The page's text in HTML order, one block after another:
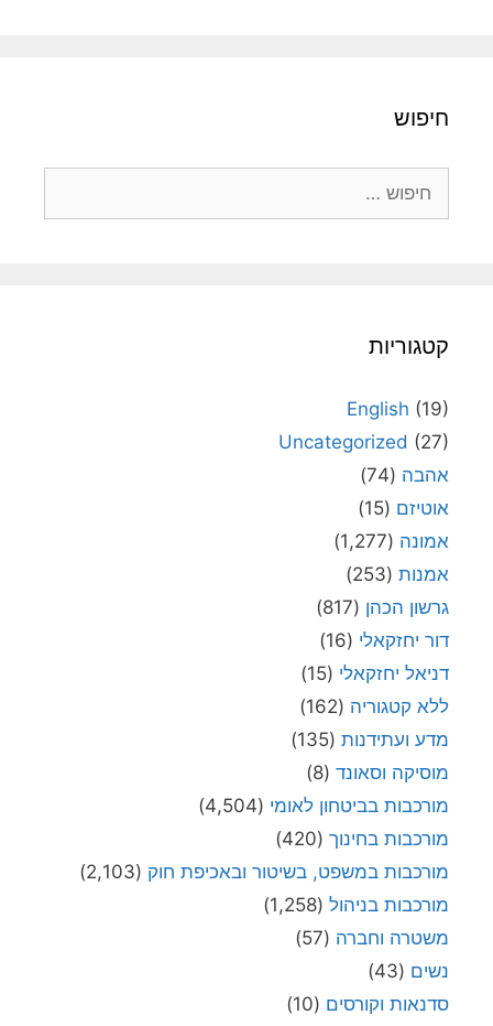
חיפוש
קטגוריות
English (19)
Uncategorized (27)
אהבה (74)
אוטיזם (15)
אמונה (1,277)
אמנות (253)
גרשון הכהן (817)
דור יחזקאלי (16)
דניאל יחזקאלי (15)
ללא קטגוריה (162)
מדע ועתידנות (135)
מוסיקה וסאונד (8)
מורכבות בביטחון לאומי (4,504)
מורכבות בחינוך (420)
מורכבות במשפט, בשיטור ובאכיפת חוק (2,103)
מורכבות בניהול (1,258)
משטרה וחברה (57)
נשים (43)
סדנאות וקורסים (10)